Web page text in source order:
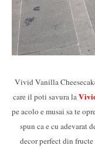
Vivid Vanilla
care il poti savura la
pe acolo e musai sa te
spun ca e cu adevarat
decor perfect din